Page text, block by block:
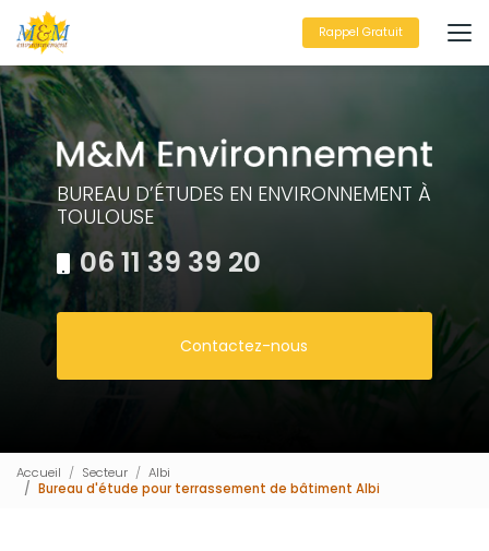
au
contenu
principal
Rappel Gratuit
BUREAU D’ÉTUDES EN ENVIRONNEMENT À
TOULOUSE
06 11 39 39 20
Contactez-nous
Accueil Secteur
Albi
Bureau d'étude pour terrassement de bâtiment Albi